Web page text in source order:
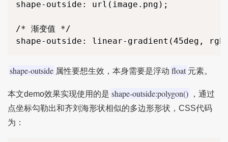
shape-outside: url(image.png);
/* 渐变值 */
shape-outside 属性要想生效，本身需要是浮动 float 元素。
本文demo效果实现使用的是 shape-outside:polygon()
，通过
点坐标勾勒出和齐刘海形状相似的多边形形状，CSS代码
为：